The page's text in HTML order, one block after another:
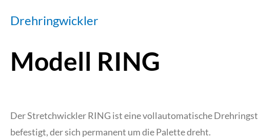
Drehringwickler
Modell RING
Der Stretchwickler RING ist eine vollautomatische
befestigt, der sich permanent um die Palette dreht.